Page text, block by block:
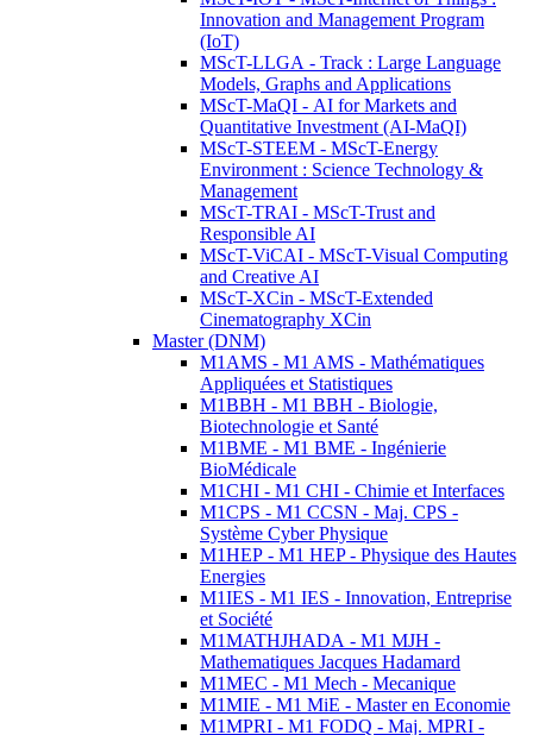
Innovation and Management Program
(IoT)
MScT-LLGA - Track : Large Language
Models, Graphs and Applications
MScT-MaQI - AI for Markets and
Quantitative Investment (AI-MaQI)
MScT-STEEM - MScT-Energy
Environment : Science Technology &
Management
MScT-TRAI - MScT-Trust and
Responsible AI
MScT-ViCAI - MScT-Visual Computing
and Creative AI
MScT-XCin - MScT-Extended
Cinematography XCin
Master (DNM)
M1AMS - M1 AMS - Mathématiques
Appliquées et Statistiques
M1BBH - M1 BBH - Biologie,
Biotechnologie et Santé
M1BME - M1 BME - Ingénierie
BioMédicale
M1CHI - M1 CHI - Chimie et Interfaces
M1CPS - M1 CCSN - Maj. CPS -
Système Cyber Physique
M1HEP - M1 HEP - Physique des Hautes
Energies
M1IES - M1 IES - Innovation, Entreprise
et Société
M1MATHJHADA - M1 MJH -
Mathematiques Jacques Hadamard
M1MEC - M1 Mech - Mecanique
M1MIE - M1 MiE - Master en Economie
M1MPRI - M1 FODQ - Maj. MPRI -